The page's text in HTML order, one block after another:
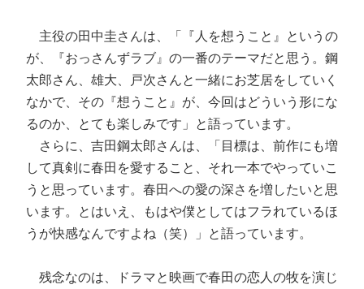
主役の田中圭さんは、「『人を想うこと』というの
が、『おっさんずラブ』の一番のテーマだと思う。鋼
太郎さん、雄大、戸次さんと一緒にお芝居をしていく
なかで、その『想うこと』が、今回はどういう形にな
るのか、とても楽しみです」と語っています。
さらに、吉田鋼太郎さんは、「目標は、前作にも増
して真剣に春田を愛すること、それ一本でやっていこ
うと思っています。春田への愛の深さを増したいと思
います。とはいえ、もはや僕としてはフラれているほ
うが快感なんですよね（笑）」と語っています。
残念なのは、ドラマと映画で春田の恋人の牧を演じ